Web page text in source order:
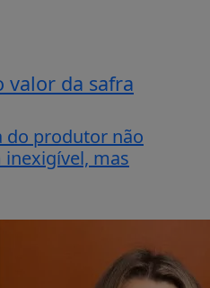
valor da safra
do produtor não
mas